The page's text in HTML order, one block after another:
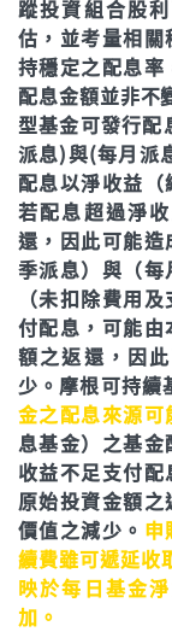
蹤投資組合股
估，並考量相
持穩定之配息率
配息金額並非不
型基金可發行
派息)與(每月派
配息以淨收益（
若配息超過淨
還，因此可能
季派息）與（
（未扣除費用
付配息，可能
額之返還，因
少。摩根可持續
金之配息來源可
息基金）之基
收益不足支付
原始投資金額
價值之減少。 申
續費雖可遞延收
映於每日基金
加。